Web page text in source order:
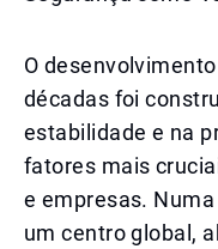
O
décadas foi
estabilidade e na
fatores mais
e empresas.
um centro global,